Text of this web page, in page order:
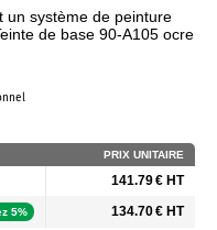
un système de peinture
de base 90-A105 ocre
PRIX UNITAIRE
141.79 € HT
5% 134.70 € HT